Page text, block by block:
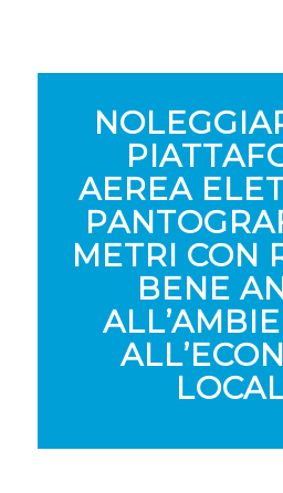
AEREA
METRI CON
BENE